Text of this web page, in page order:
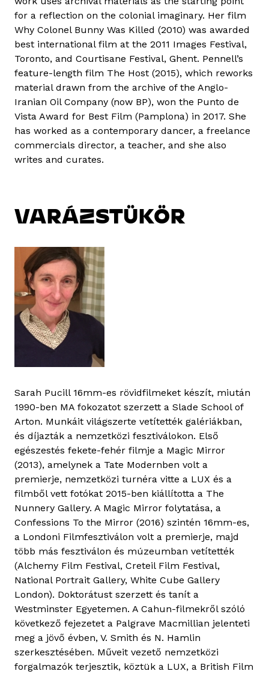
for a reflection on the colonial imaginary. Her film
Why Colonel Bunny Was Killed (2010) was awarded
best international film at the 2011 Images Festival,
Toronto, and Courtisane Festival, Ghent. Pennell’s
feature-length film The Host (2015), which reworks
material drawn from the archive of the Anglo-
Iranian Oil Company (now BP), won the Punto de
Vista Award for Best Film (Pamplona) in 2017. She
has worked as a contemporary dancer, a freelance
commercials director, a teacher, and she also
writes and curates.
VARÁZSTÜKÖR
Sarah Pucill 16mm-es rövidfilmeket készít, miután
1990-ben MA fokozatot szerzett a Slade School of
Arton. Munkáit világszerte vetítették galériákban,
és díjazták a nemzetközi fesztiválokon. Első
egészestés fekete-fehér filmje a Magic Mirror
(2013), amelynek a Tate Modernben volt a
premierje, nemzetközi turnéra vitte a LUX és a
filmből vett fotókat 2015-ben kiállította a The
Nunnery Gallery. A Magic Mirror folytatása, a
Confessions To the Mirror (2016) szintén 16mm-es,
a Londoni Filmfesztiválon volt a premierje, majd
több más fesztiválon és múzeumban vetítették
(Alchemy Film Festival, Creteil Film Festival,
National Portrait Gallery, White Cube Gallery
London). Doktorátust szerzett és tanít a
Westminster Egyetemen. A Cahun-filmekről szóló
következő fejezetet a Palgrave Macmillian jelenteti
meg a jövő évben, V. Smith és N. Hamlin
szerkesztésében. Műveit vezető nemzetközi
forgalmazók terjesztik, köztük a LUX, a British Film